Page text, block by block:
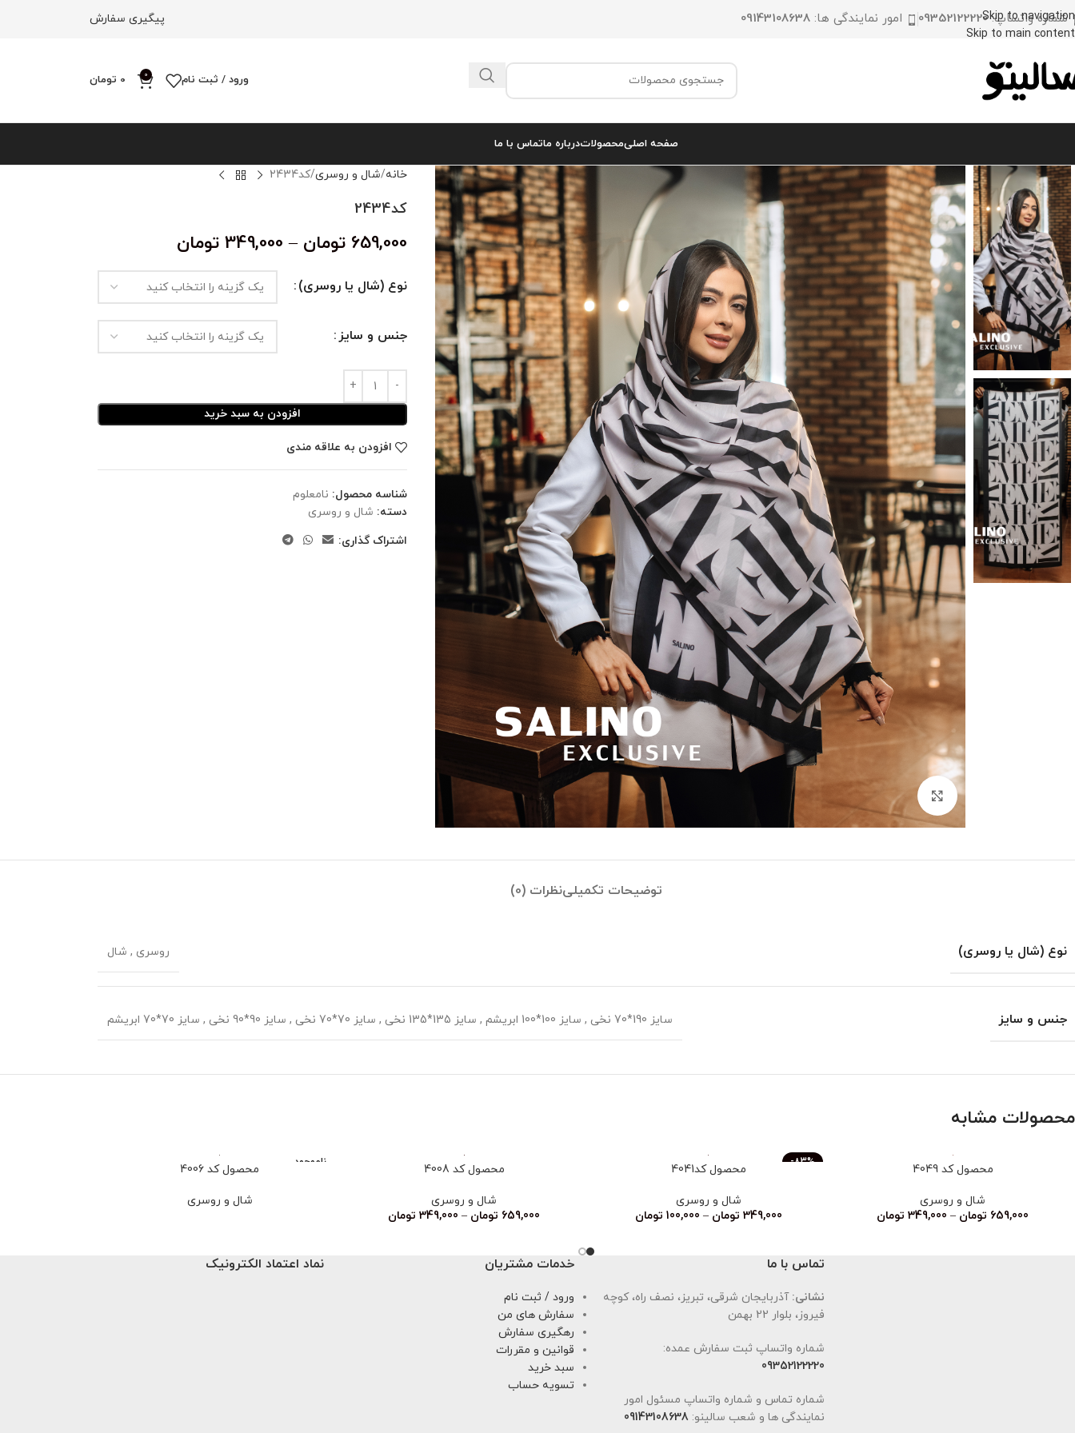
Skip to navigation
Skip to main content
شماره واتساپ:09352122220 امور نمایندگی ها: 09143108638 پیگیری سفارش
ورود / ثبت نام 0
0 تومان
صفحه اصلیمحصولاتدرباره ماتماس با ما
بزرگنمایی تصویر
خانه شال و روسری کد‌2434
کد‌2434
659,000 تومان –
349,000 تومان
نوع (شال یا روسری)
جنس و سایز
افزودن به سبد خرید
افزودن به علاقه مندی
شناسه محصول: نامعلوم
دسته: شال و روسری
اشتراک گذاری:
توضیحات تکمیلینظرات (0)
نوع (شال یا روسری) روسری , شال
جنس و سایز سایز 190*70 نخی , سایز 100*100 ابریشم , سایز 135*135 نخی , سایز 70*70 نخی , سایز 90*90 نخی , سایز 70*70 ابریشم
محصولات مشابه
محصول کد 4049
شال و روسری
659,000 تومان –
349,000 تومان
-83%
محصول کد4041
شال و روسری
349,000 تومان –
100,000 تومان
محصول کد 4008
شال و روسری
659,000 تومان –
349,000 تومان
ناموجود محصول کد 4006
شال و روسری
تماس با ما
نشانی: آذربایجان شرقی، تبریز، نصف راه، کوچه
فیروز، بلوار 22 بهمن
شماره واتساپ ثبت سفارش عمده:
09352122220
شماره تماس و شماره واتساپ مسئول امور
نمایندگی ها و شعب سالینو: 09143108638
خدمات مشتریان
ورود / ثبت نام
سفارش های من
رهگیری سفارش
قوانین و مقررات
سبد خرید
تسویه حساب
نماد اعتماد الکترونیک